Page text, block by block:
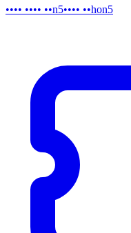
•••• •••• ••n5•••• ••hon5